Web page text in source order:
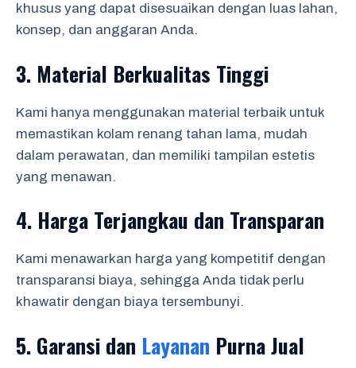
khusus yang dapat disesuaikan dengan luas lahan,
konsep, dan anggaran Anda.
3. Material Berkualitas Tinggi
Kami hanya menggunakan material terbaik untuk
memastikan kolam renang tahan lama, mudah
dalam perawatan, dan memiliki tampilan estetis
yang menawan.
4. Harga Terjangkau dan Transparan
Kami menawarkan harga yang kompetitif dengan
transparansi biaya, sehingga Anda tidak perlu
khawatir dengan biaya tersembunyi.
5. Garansi dan Layanan Purna Jual